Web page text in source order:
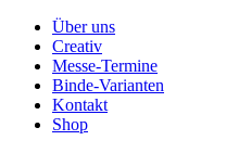
Über uns
Creativ
Messe-Termine
Binde-Varianten
Kontakt
Shop